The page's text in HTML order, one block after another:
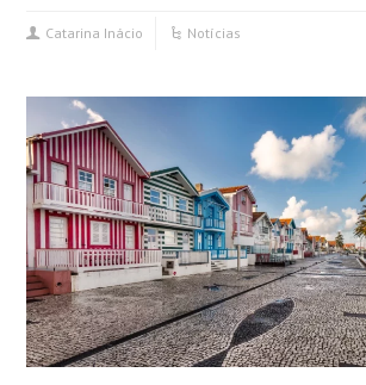
Catarina Inácio Notícias